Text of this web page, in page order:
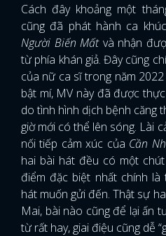
Cách đây khoảng một
cũng đã phát hành ca
Người Biến Mất và nhận
từ phía khán giả. Đây cũng
của nữ ca sĩ trong năm
bật mí, MV này đã được
do tình hình dịch bệnh căng
giờ mới có thể lên sóng. Lài
nối tiếp cảm xúc của Cần
hai bài hát đều có một
điểm đặc biệt nhất chính
hát muốn gửi đến. Thật sự
Mai, bài nào cũng để lại ấn
từ rất hay, giai điệu cũng dễ